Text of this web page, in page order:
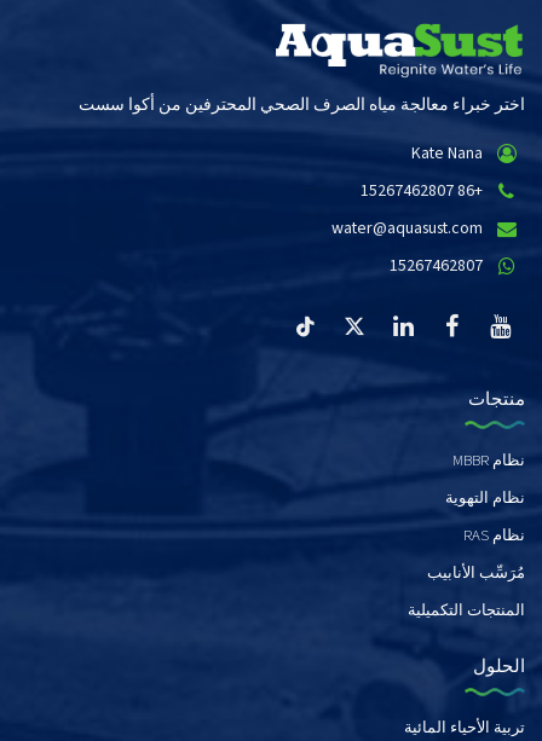
اختر خبراء معالجة مياه الصرف الصحي المحترفين من أكوا سست
Kate Nana
+86 15267462807
water@aquasust.com
15267462807
منتجات
نظام MBBR
نظام التهوية
نظام RAS
مُرَسِّب الأنابيب
المنتجات التكميلية
الحلول
تربية الأحياء المائية